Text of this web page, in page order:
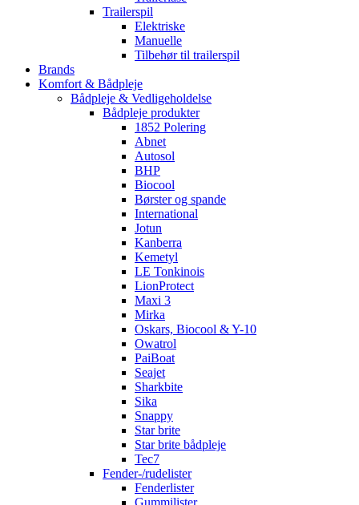
Trailerspil
Elektriske
Manuelle
Tilbehør til trailerspil
Brands
Komfort & Bådpleje
Bådpleje & Vedligeholdelse
Bådpleje produkter
1852 Polering
Abnet
Autosol
BHP
Biocool
Børster og spande
International
Jotun
Kanberra
Kemetyl
LE Tonkinois
LionProtect
Maxi 3
Mirka
Oskars, Biocool & Y-10
Owatrol
PaiBoat
Seajet
Sharkbite
Sika
Snappy
Star brite
Star brite bådpleje
Tec7
Fender-/rudelister
Fenderlister